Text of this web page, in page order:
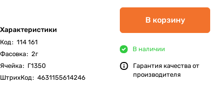
Характеристики
Код: 114 161
Фасовка: 2г
Ячейка: Г1350
ШтрихКод: 4631155614246
В корзину
В наличии
Гарантия качества от
производителя